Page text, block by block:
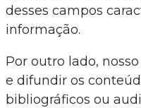
desses campos
informação.
Por outro lado,
e difundir os
bibliográficos ou